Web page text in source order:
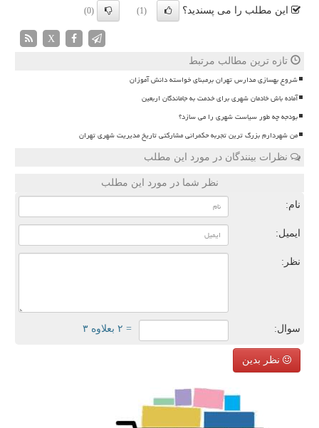
این مطلب را می پسندید؟ (1)
(0)
X
تازه ترین مطالب مرتبط
شروع بهسازی مدارس تهران برمبنای خواسته دانش آموزان
آماده باش خادمان شهری برای خدمت به جاماندگان اربعین
بودجه چه طور سیاست شهری را می سازد؟
من شهردارم بزرگ ترین تجربه حکمرانی مشارکتی تاریخ مدیریت شهری تهران
نظرات بینندگان در مورد این مطلب
نظر شما در مورد این مطلب
نام:
ایمیل:
نظر:
سوال: = ۲ بعلاوه ۳
نظر بدین